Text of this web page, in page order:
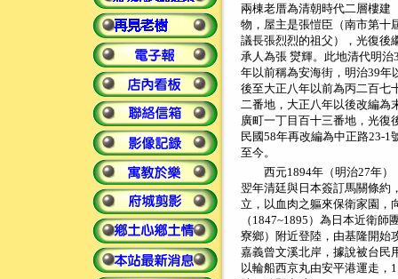
兩棟老厝為清朝時代二層樓建
物，屋主是張愷臣（南市第十
議長張烈烈的祖父），光復後
承人為張 爕輝。此地清代明治
年以前稱為安海街，明治39年
後至大正八年以前為丙二百七
二番地，大正八年以後改編為
廣町一丁目百十三番地，光復
民國58年再改編為中正路23-1
至今。
西元1894年（明治27年）
翌年清廷與日本簽訂馬關條約
立，以血肉之軀來保衛家園，
（1847~1895）為日本近衛
寮鄉）附近登陸，由基隆開始
嘉義曾文溪北岸，據說被台民
以輪船西京丸由安平港運走，